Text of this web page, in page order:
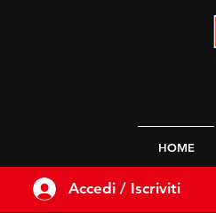
HOME
Accedi / Iscriviti